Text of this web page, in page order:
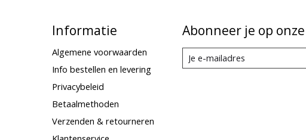
Informatie
Algemene voorwaarden
Info bestellen en levering
Privacybeleid
Betaalmethoden
Verzenden & retourneren
Abonneer je op